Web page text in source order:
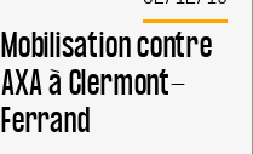
CONGRÈS
NATIONAL
DE
LA
FSU
Mobilisation contre
AXA à Clermont-
Ferrand